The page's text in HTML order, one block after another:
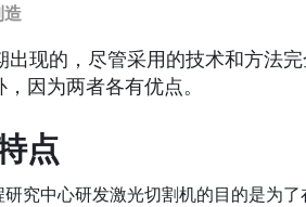
造
出现的，尽管采用的技术和方法
因为两者各有优点。
点
究中心研发激光切割机的目的是为